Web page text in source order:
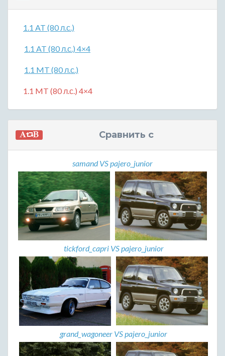
1.1 AT (80 л.с.)
1.1 AT (80 л.с.) 4×4
1.1 MT (80 л.с.)
1.1 MT (80 л.с.) 4×4
Сравнить с
samand VS pajero_junior
tickford_capri VS pajero_junior
grand_wagoneer VS pajero_junior